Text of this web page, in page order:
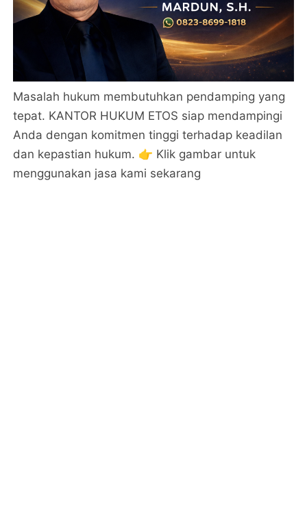
Masalah hukum membutuhkan pendamping yang
tepat. KANTOR HUKUM ETOS siap mendampingi
Anda dengan komitmen tinggi terhadap keadilan
dan kepastian hukum. 👉 Klik gambar untuk
menggunakan jasa kami sekarang